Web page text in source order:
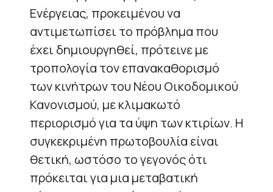
Ενέργειας, προκειμένου να
αντιμετωπίσει το πρόβλημα που
έχει δημιουργηθεί, πρότεινε με
τροπολογία τον επανακαθορισμό
των κινήτρων του Νέου Οικοδομικού
Κανονισμού, με κλιμακωτό
περιορισμό για τα ύψη των κτιρίων. Η
συγκεκριμένη πρωτοβουλία είναι
θετική, ωστόσο το γεγονός ότι
πρόκειται για μια μεταβατική